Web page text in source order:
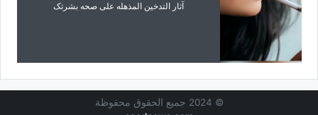
آثار التدخین المذهله على صحه بشرتک
© 2024 جميع الحقوق محفوظة